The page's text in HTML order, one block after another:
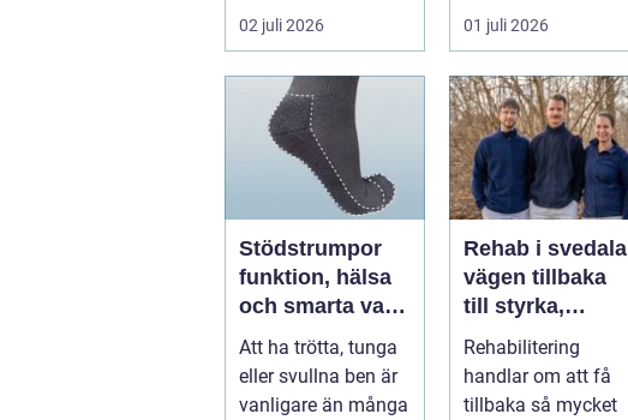
kroppens leder,
muskler och
nervsyste...
02 juli 2026
söka hjälp. Andra
har ...
01 juli 2026
Stödstrumpor
funktion, hälsa
och smarta val i
vardagen
Att ha trötta, tunga
eller svullna ben är
vanligare än många
Rehab i svedala
vägen tillbaka
till styrka,
balans och
vardag
Rehabilitering
handlar om att få
tillbaka så mycket